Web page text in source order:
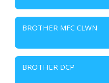
BROTHER MFC CLWN
BROTHER DCP